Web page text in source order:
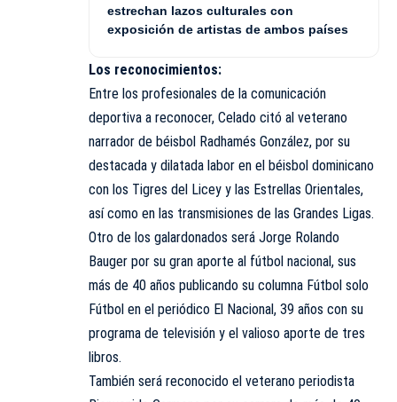
estrechan lazos culturales con
exposición de artistas de ambos países
Los reconocimientos:
Entre los profesionales de la comunicación
deportiva a reconocer, Celado citó al veterano
narrador de béisbol Radhamés González, por su
destacada y dilatada labor en el béisbol dominicano
con los Tigres del Licey y las Estrellas Orientales,
así como en las transmisiones de las Grandes Ligas.
Otro de los galardonados será Jorge Rolando
Bauger por su gran aporte al fútbol nacional, sus
más de 40 años publicando su columna Fútbol solo
Fútbol en el periódico El Nacional, 39 años con su
programa de televisión y el valioso aporte de tres
libros.
También será reconocido el veterano periodista